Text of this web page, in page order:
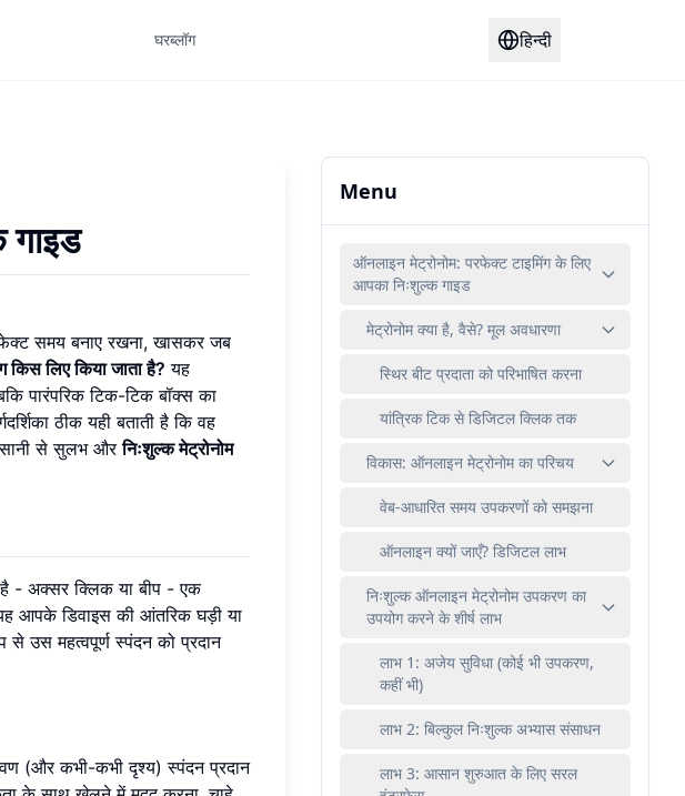
घरब्लॉग हिन्दी
गाइड
समय बनाए रखना, खासकर जब
किस लिए किया जाता है? यह
पारंपरिक टिक-टिक बॉक्स का
ठीक यही बताती है कि वह
से सुलभ औरनिःशुल्क मेट्रोनोम
है - अक्सर क्लिक या बीप - एक
आपके डिवाइस की आंतरिक घड़ी या
उस महत्वपूर्ण स्पंदन को प्रदान
(और कभी-कभी दृश्य) स्पंदन प्रदान
Menu
ऑनलाइन मेट्रोनोम: परफेक्ट टाइमिंग के लिए
आपका निःशुल्क गाइड
मेट्रोनोम क्या है, वैसे? मूल अवधारणा
स्थिर बीट प्रदाता को परिभाषित करना
यांत्रिक टिक से डिजिटल क्लिक तक
विकास: ऑनलाइन मेट्रोनोम का परिचय
वेब-आधारित समय उपकरणों को समझना
ऑनलाइन क्यों जाएँ? डिजिटल लाभ
निःशुल्क ऑनलाइन मेट्रोनोम उपकरण का
उपयोग करने के शीर्ष लाभ
लाभ 1: अजेय सुविधा (कोई भी उपकरण,
कहीं भी)
लाभ 2: बिल्कुल निःशुल्क अभ्यास संसाधन
लाभ 3: आसान शुरुआत के लिए सरल